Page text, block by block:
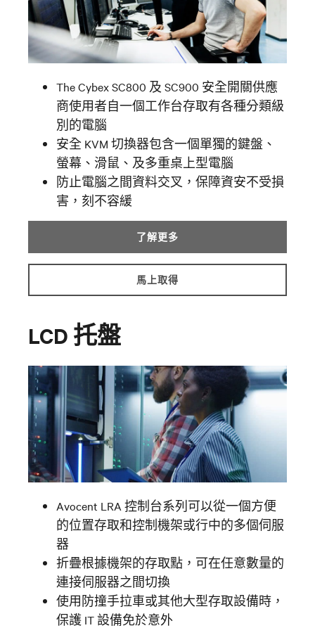
The Cybex SC800 及 SC900 安全開關供應
商使用者自一個工作台存取有各種分類級
別的電腦
安全 KVM 切換器包含一個單獨的鍵盤、
螢幕、滑鼠、及多重桌上型電腦
防止電腦之間資料交叉，保障資安不受損
害，刻不容緩
了解更多
馬上取得
LCD 托盤
Avocent LRA 控制台系列可以從一個方便
的位置存取和控制機架或行中的多個伺服
器
折疊根據機架的存取點，可在任意數量的
連接伺服器之間切換
使用防撞手拉車或其他大型存取設備時，
保護 IT 設備免於意外